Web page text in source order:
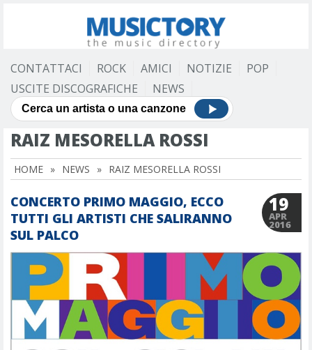
CONTATTACI ROCK AMICI NOTIZIE
POP
USCITE DISCOGRAFICHE
NEWS
RAIZ MESORELLA ROSSI
HOME » NEWS » RAIZ MESORELLA ROSSI
CONCERTO PRIMO MAGGIO, ECCO
TUTTI GLI ARTISTI CHE SALIRANNO
SUL PALCO
19
APR
2016